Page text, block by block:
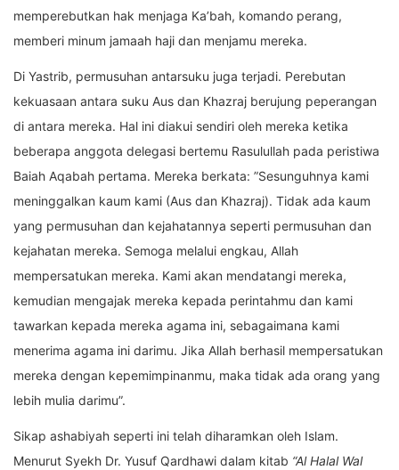
memperebutkan hak menjaga Ka’bah, komando perang,
memberi minum jamaah haji dan menjamu mereka.
Di Yastrib, permusuhan antarsuku juga terjadi. Perebutan
kekuasaan antara suku Aus dan Khazraj berujung peperangan
di antara mereka. Hal ini diakui sendiri oleh mereka ketika
beberapa anggota delegasi bertemu Rasulullah pada peristiwa
Baiah Aqabah pertama. Mereka berkata: ”Sesunguhnya kami
meninggalkan kaum kami (Aus dan Khazraj). Tidak ada kaum
yang permusuhan dan kejahatannya seperti permusuhan dan
kejahatan mereka. Semoga melalui engkau, Allah
mempersatukan mereka. Kami akan mendatangi mereka,
kemudian mengajak mereka kepada perintahmu dan kami
tawarkan kepada mereka agama ini, sebagaimana kami
menerima agama ini darimu. Jika Allah berhasil mempersatukan
mereka dengan kepemimpinanmu, maka tidak ada orang yang
lebih mulia darimu”.
Sikap ashabiyah seperti ini telah diharamkan oleh Islam.
Menurut Syekh Dr. Yusuf Qardhawi dalam kitab “Al Halal Wal